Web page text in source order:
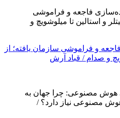
و فراموشی سازمان یافتە؛ از
و صدام / قباد آرش